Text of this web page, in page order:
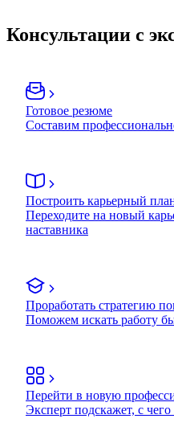
Консультации с
Готовое резюме
Составим
Построить карьерный
Переходите на новый
наставника
Проработать стратегию
Поможем искать работу
Перейти в новую
Эксперт подскажет, с